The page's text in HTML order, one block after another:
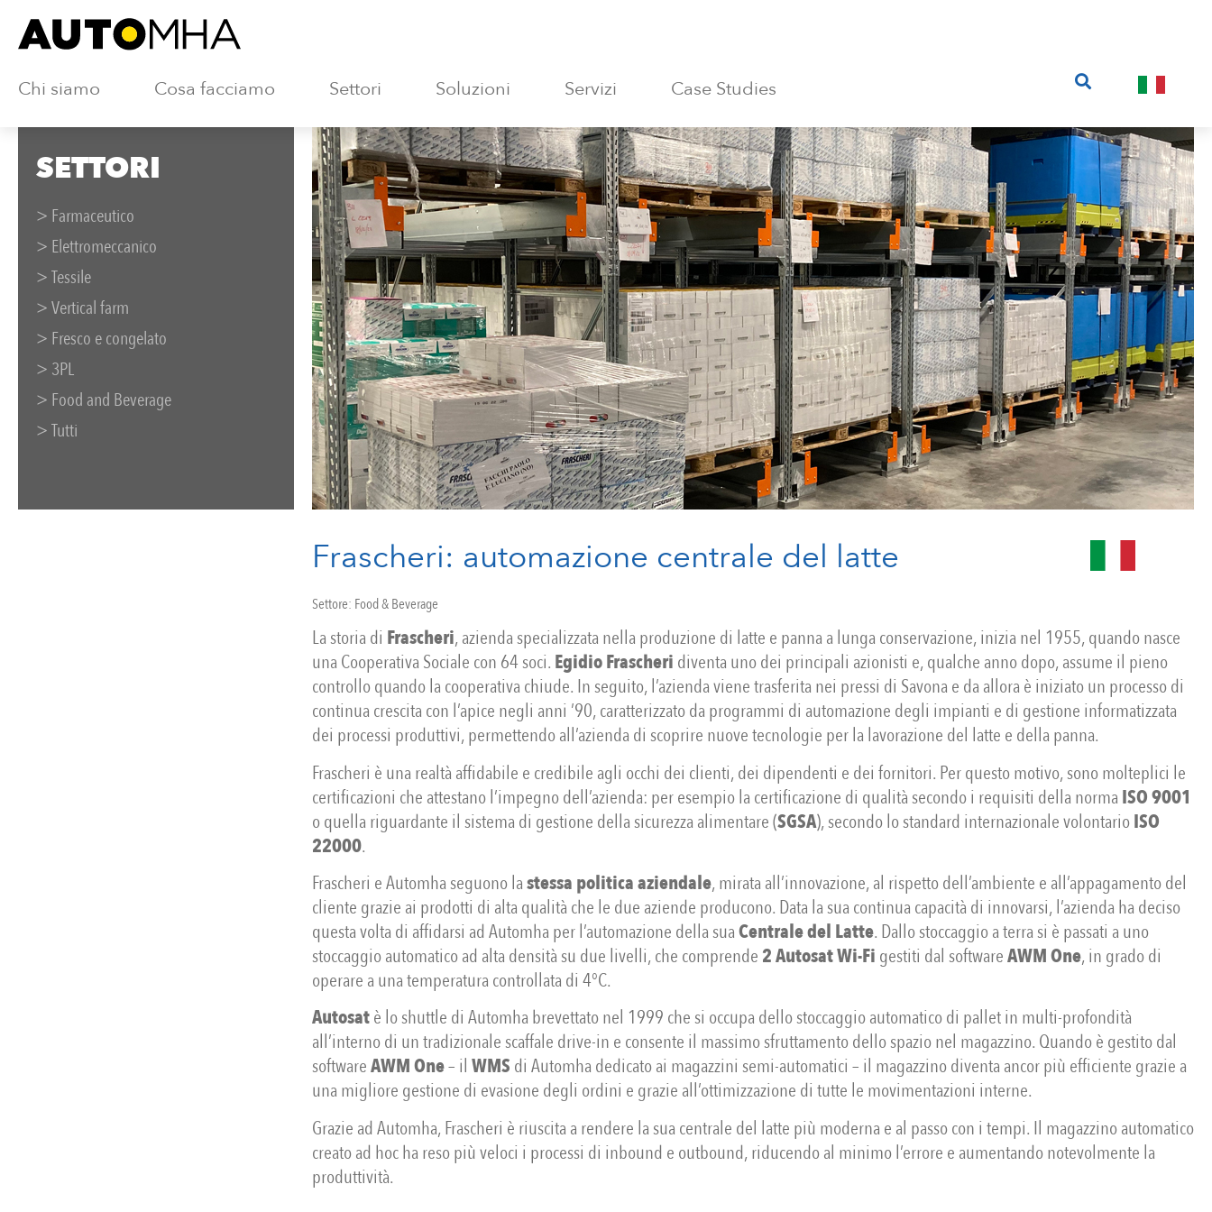
Chi siamo Cosa facciamo Settori Soluzioni Servizi Case Studies
SETTORI
> Farmaceutico
> Elettromeccanico
> Tessile
> Vertical farm
> Fresco e congelato
> 3PL
> Food and Beverage
> Tutti
Frascheri: automazione centrale del latte
Settore: Food & Beverage
La storia di Frascheri, azienda specializzata nella produzione di latte e panna a lunga conservazione, inizia nel 1955, quando nasce
una Cooperativa Sociale con 64 soci. Egidio Frascheri diventa uno dei principali azionisti e, qualche anno dopo, assume il pieno
controllo quando la cooperativa chiude. In seguito, l’azienda viene trasferita nei pressi di Savona e da allora è iniziato un processo di
continua crescita con l’apice negli anni ’90, caratterizzato da programmi di automazione degli impianti e di gestione informatizzata
dei processi produttivi, permettendo all’azienda di scoprire nuove tecnologie per la lavorazione del latte e della panna.
Frascheri è una realtà affidabile e credibile agli occhi dei clienti, dei dipendenti e dei fornitori. Per questo motivo, sono molteplici le
certificazioni che attestano l’impegno dell’azienda: per esempio la certificazione di qualità secondo i requisiti della norma ISO 9001
o quella riguardante il sistema di gestione della sicurezza alimentare (SGSA), secondo lo standard internazionale volontarioISO
22000.
Frascheri e Automha seguono lastessa politica aziendale, mirata all’innovazione, al rispetto dell’ambiente e all’appagamento del
cliente grazie ai prodotti di alta qualità che le due aziende producono. Data la sua continua capacità di innovarsi, l’azienda ha deciso
questa volta di affidarsi ad Automha per l’automazione della suaCentrale del Latte. Dallo stoccaggio a terra si è passati a uno
stoccaggio automatico ad alta densità su due livelli, che comprende 2 Autosat Wi-Fi gestiti dal softwareAWM One, in grado di
operare a una temperatura controllata di 4°C.
Autosatè lo shuttle di Automha brevettato nel 1999 che si occupa dello stoccaggio automatico di pallet in multi-profondità
all’interno di un tradizionale scaffale drive-in e consente il massimo sfruttamento dello spazio nel magazzino. Quando è gestito dal
softwareAWM One– il WMS di Automha dedicato ai magazzini semi-automatici – il magazzino diventa ancor più efficiente grazie a
una migliore gestione di evasione degli ordini e grazie all’ottimizzazione di tutte le movimentazioni interne.
Grazie ad Automha, Frascheri è riuscita a rendere la sua centrale del latte più moderna e al passo con i tempi. Il magazzino automatico
creato ad hoc ha reso più veloci i processi di inbound e outbound, riducendo al minimo l’errore e aumentando notevolmente la
produttività.